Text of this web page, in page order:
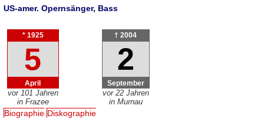
US-amer. Opernsänger, Bass
* 1925
5
April
vor 101 Jahren
in Frazee
† 2004
2
September
vor 22 Jahren
in Murnau
Biographie Diskographie